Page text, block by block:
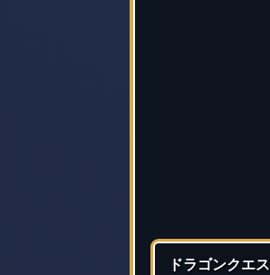
ドラゴンクエ